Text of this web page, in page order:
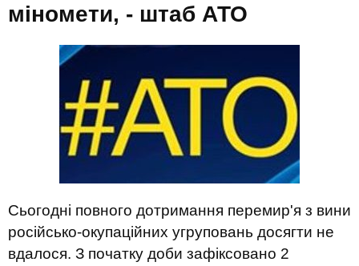
міномети, - штаб АТО
Сьогодні повного дотримання перемир'я з вини
російсько-окупаційних угруповань досягти не
вдалося. З початку доби зафіксовано 2